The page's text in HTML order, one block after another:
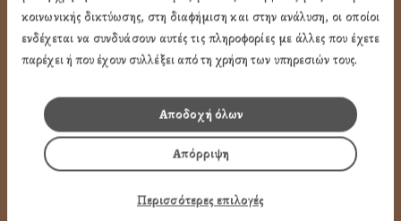
Εικόνες Αγίων
Εικόνες Παναγίας
Εικόνες Παραστάσεων
Μπομπονιέρες Βάπτισης
Μπρελόκ Μέ Αγίους
Εικόνες με Φύλλα Χρυσού
κοινωνικής δικτύωσης, στη διαφήμιση και στην ανάλυση, οι οποίοι
ενδέχεται να συνδυάσουν αυτές τις πληροφορίες με άλλες που έχετε
παρέχει ή που έχουν συλλέξει από τη χρήση των υπηρεσιών τους.
Απόρριψη
Αποδοχή όλων
Περισσότερες επιλογές